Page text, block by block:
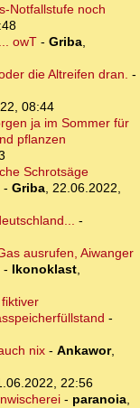
Notfallstufe noch
owT- Griba,
die Altreifen dran. -
08:44
ja im Sommer für
pflanzen
Schrotsäge
- Griba 22.06.2022,
-
ausrufen, Aiwanger
- Ikonoklast
-
nix- Ankawor,
22:56
- paranoia,